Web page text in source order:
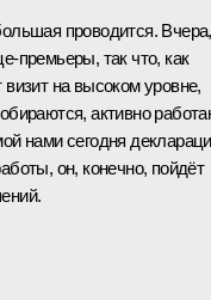
проводится.
премьеры, так что, как
на высоком уровне,
активно
нами сегодня
он, конечно, пойдёт